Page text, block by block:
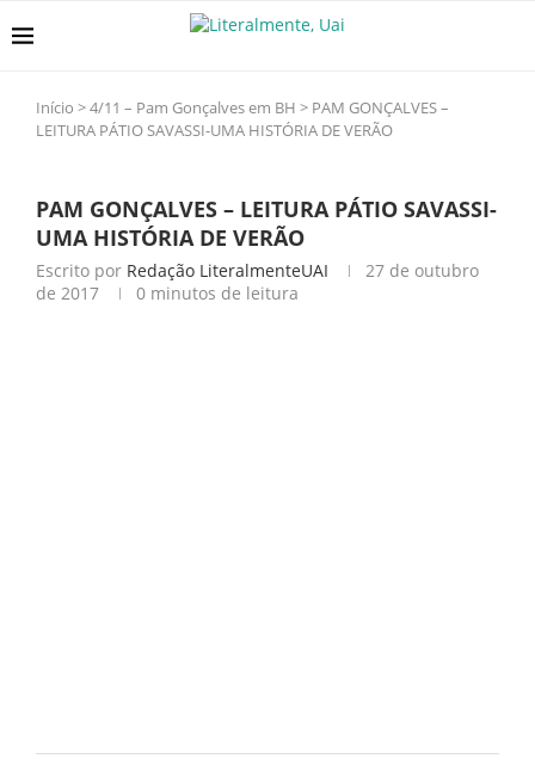
Início >4/11 – Pam Gonçalves em BH > PAM GONÇALVES –
LEITURA PÁTIO SAVASSI-UMA HISTÓRIA DE VERÃO
PAM GONÇALVES – LEITURA PÁTIO SAVASSI-
UMA HISTÓRIA DE VERÃO
Escrito por Redação LiteralmenteUAI
27 de outubro
de 2017
0 minutos de leitura